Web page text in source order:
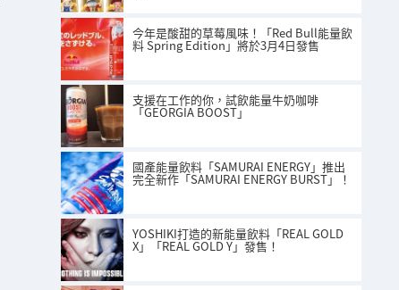
今年是酸甜的草莓風味！「Red Bull能量飲
料 Spring Edition」將於3月4日發售
支援在工作的你，試飲能量牛奶咖啡
「GEORGIA BOOST」
國產能量飲料「SAMURAI ENERGY」推出
完全新作「SAMURAI ENERGY BURST」！
YOSHIKI打造的新能量飲料「REAL GOLD
X」「REAL GOLD Y」發售！